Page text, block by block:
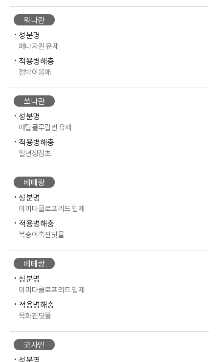
워나란
성분명
페나자퀸 유제
적용병해충
점박이응애
쏘나란
성분명
에탈플루랄린 유제
적용병해충
일년생잡초
베테랑
성분명
이미다클로프리드 입제
적용병해충
복숭아혹진딧물
베테랑
성분명
이미다클로프리드 입제
적용병해충
목화진딧물
코사인